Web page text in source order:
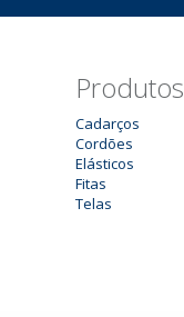
Produtos
Cadarços
Cordões
Elásticos
Fitas
Telas